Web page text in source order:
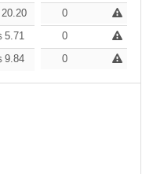
20.20 19.54
0
5.71 5.52
0
9.84 9.52
0